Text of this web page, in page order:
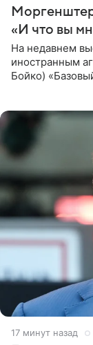
«И что вы
На недавнем
иностранным
Бойко)
17 минут назад